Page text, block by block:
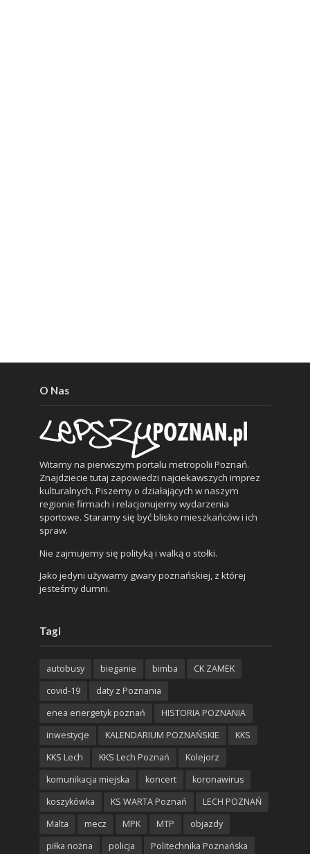
O Nas
Witamy na pierwszym portalu metropolii Poznań.
Znajdziecie tutaj zapowiedzi najciekawszych imprez
kulturalnych. Piszemy o działających w naszym
regionie firmach i relacjonujemy wydarzenia
sportowe. Staramy się być blisko mieszkańców i ich
spraw.
Nie zajmujemy się polityką i walką o stołki.
Jako jedyni używamy gwary poznańskiej, z której
jesteśmy dumni.
Tagi
autobusy bieganie bimba
CK ZAMEK
covid-19
daty z Poznania
enea energetyk poznań
HISTORIA POZNANIA
inwestycje
KALENDARIUM POZNAŃSKIE
KKS
KKS Lech
KKS Lech Poznań
Kolejorz
komunikacja miejska
koncert
koronawirus
koszykówka
KS WARTA Poznań
LECH POZNAŃ
Malta
mecz MPK MTP
objazdy
piłka nożna
policja Politechnika Poznańska